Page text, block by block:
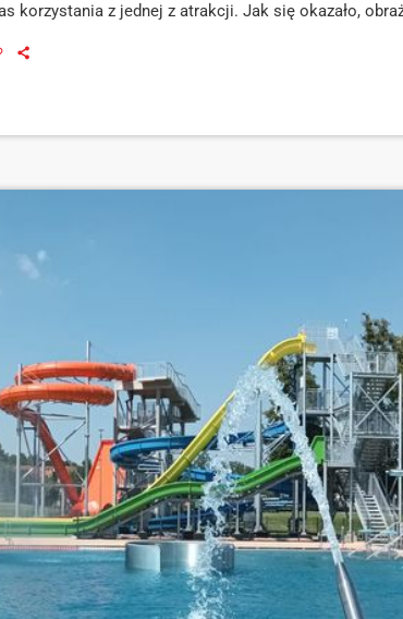
korzystania z jednej z atrakcji. Jak się okazało,
trafił do Górnośląskiego Centrum Zdrowia Dziecka